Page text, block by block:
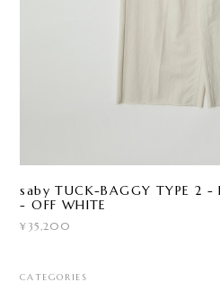
saby TUCK-BAGGY TYPE 2
- OFF WHITE
¥35,200
CATEGORIES